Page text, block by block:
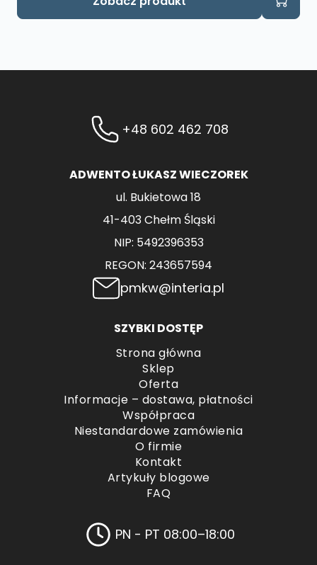
+48 602 462 708
ADWENTO ŁUKASZ WIECZOREK
ul. Bukietowa 18
41-403 Chełm Śląski
NIP: 5492396353
REGON: 243657594
pmkw@interia.pl
SZYBKI DOSTĘP
Strona główna
Sklep
Oferta
Informacje – dostawa, płatności
Współpraca
Niestandardowe zamówienia
O firmie
Kontakt
Artykuły blogowe
FAQ
PN - PT 08:00–18:00